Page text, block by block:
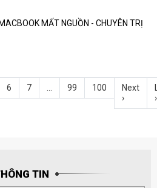
MẤT NGUỒN - CHUYÊN TRỊ
6 7 ... 99 100
Next
›
TIN